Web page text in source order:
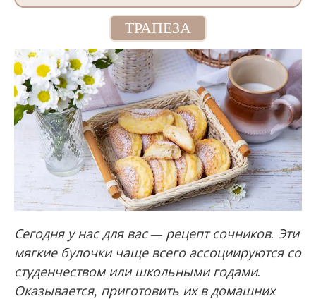
ТРАПЕЗА
Сегодня у нас для вас — рецепт сочников. Эти
мягкие булочки чаще всего ассоциируются со
студенчеством или школьными годами.
Оказывается, приготовить их в домашних